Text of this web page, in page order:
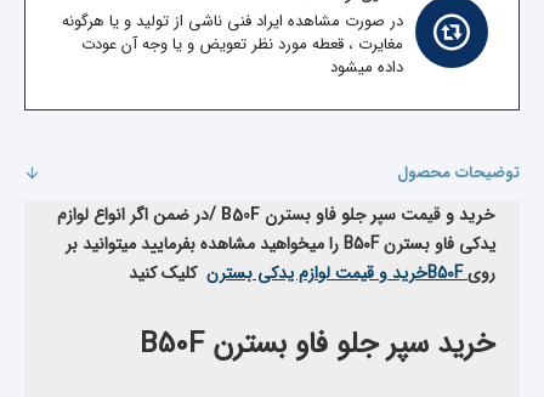
در صورت مشاهده ایراد فنی ناشی از تولید و یا هرگونه
مغایرت ، قعطه مورد نظر تعویض و یا وجه آن عودت
داده میشود
توضیحات محصول
خرید و قیمت سپر جلو فاو بسترن B50F /در ضمن اگر انواع لوازم
یدکی فاو بسترنB50Fرا میخواهید مشاهده بفرمایید میتوانید بر
روی
خرید و قیمت لوازم یدکی بسترنB50F کلیک کنید
خرید سپر جلو فاو بسترن B50F